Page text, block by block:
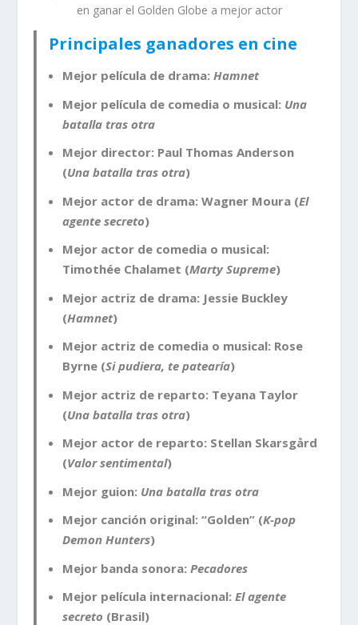
en ganar el Golden Globe a mejor actor
Principales ganadores en cine
Mejor película de drama:Hamnet
Mejor película de comedia o musical: Una
batalla tras otra
Mejor director: Paul Thomas Anderson
(Una batalla tras otra)
Mejor actor de drama: Wagner Moura (El
agente secreto)
Mejor actor de comedia o musical:
Timothée Chalamet (Marty Supreme)
Mejor actriz de drama: Jessie Buckley
(Hamnet)
Mejor actriz de comedia o musical: Rose
Byrne (Si pudiera, te patearía)
Mejor actriz de reparto: Teyana Taylor
(Una batalla tras otra)
Mejor actor de reparto: Stellan Skarsgård
(Valor sentimental)
Mejor guion: Una batalla tras otra
Mejor canción original: “Golden” (K-pop
Demon Hunters)
Mejor banda sonora:Pecadores
Mejor película internacional:El agente
secreto (Brasil)